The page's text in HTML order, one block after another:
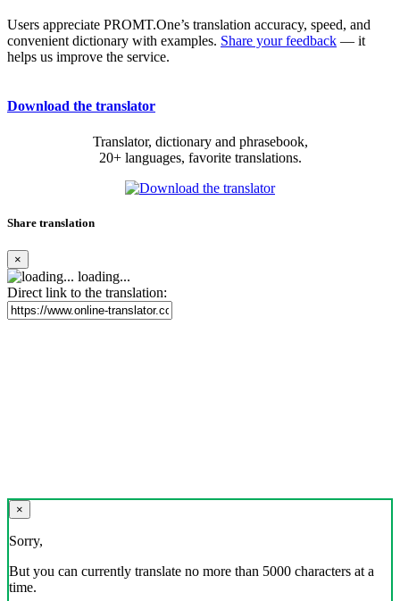
Users appreciate PROMT.One’s translation accuracy, speed, and
convenient dictionary with examples. Share your feedback — it
helps us improve the service.
Download the translator
Translator, dictionary and phrasebook,
20+ languages, favorite translations.
Share translation
×
loading...
Direct link to the translation:
×
Sorry,
But you can currently translate no more than 5000 characters at a
time.